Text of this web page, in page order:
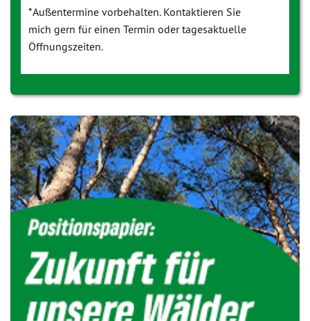
*Außentermine vorbehalten. Kontaktieren Sie
mich gern für einen Termin oder tagesaktuelle
Öffnungszeiten.